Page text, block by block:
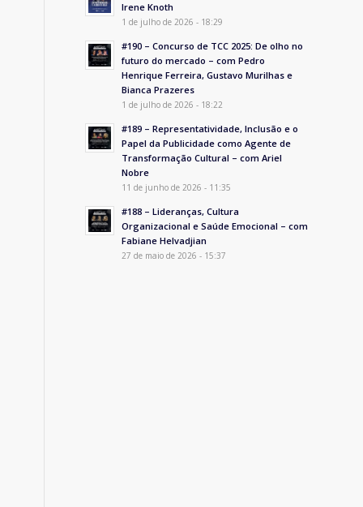
Irene Knoth
1 de julho de 2026 - 18:29
#190 – Concurso de TCC 2025: De olho no
futuro do mercado – com Pedro
Henrique Ferreira, Gustavo Murilhas e
Bianca Prazeres
1 de julho de 2026 - 18:22
#189 – Representatividade, Inclusão e o
Papel da Publicidade como Agente de
Transformação Cultural – com Ariel
Nobre
11 de junho de 2026 - 11:35
#188 – Lideranças, Cultura
Organizacional e Saúde Emocional – com
Fabiane Helvadjian
27 de maio de 2026 - 15:37